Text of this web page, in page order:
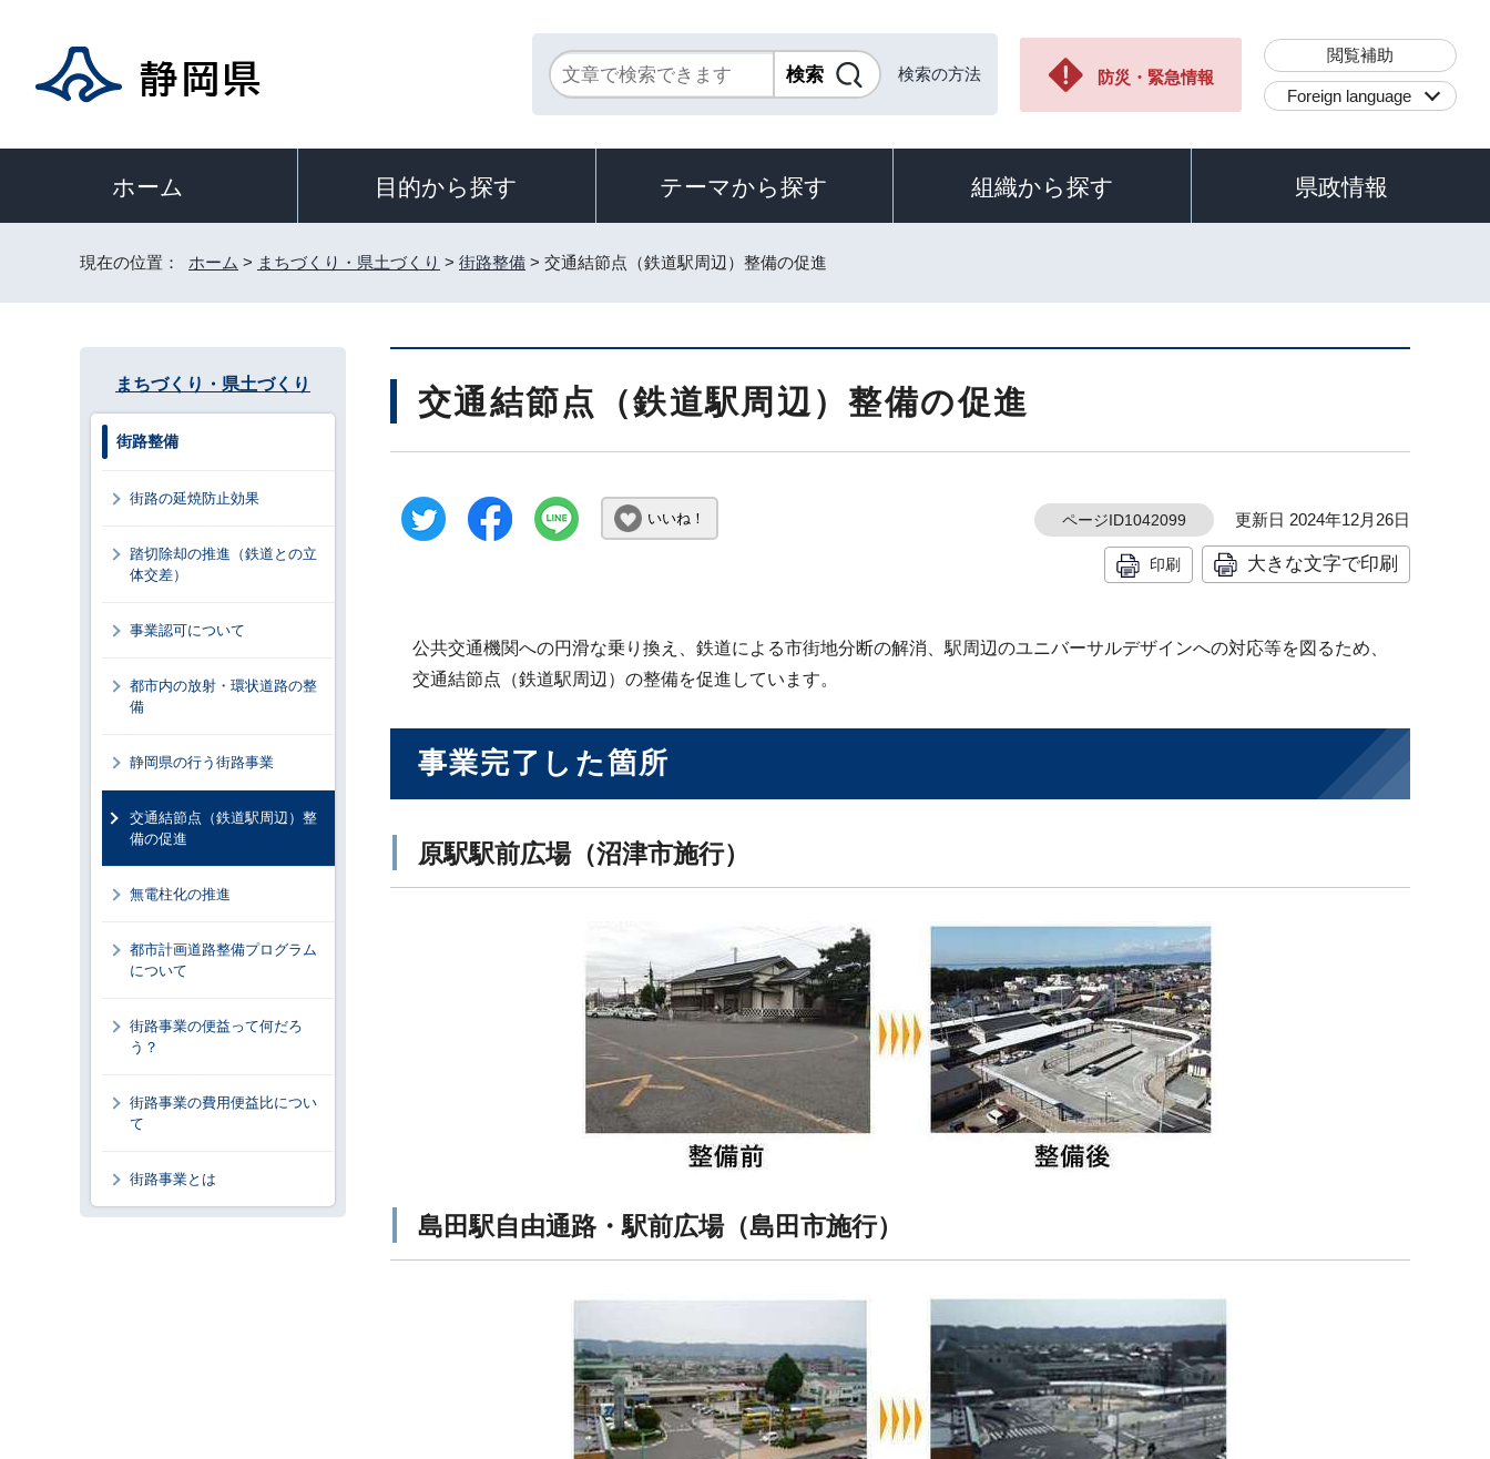
検索の方法 防災・緊急情報
閲覧補助
Foreign language
ホーム 目的から探す テーマから探す 組織から探す 県政情報
現在の位置： ホーム > まちづくり・県土づくり > 街路整備 > 交通結節点（鉄道駅周辺）整備の促進
交通結節点（鉄道駅周辺）整備の促進
いいね！ ページID1042099 更新日 2024年12月26日
印刷 大きな文字で印刷
公共交通機関への円滑な乗り換え、鉄道による市街地分断の解消、駅周辺のユニバーサルデザインへの対応等を図るため、
交通結節点（鉄道駅周辺）の整備を促進しています。
事業完了した箇所
原駅駅前広場（沼津市施行）
島田駅自由通路・駅前広場（島田市施行）
まちづくり・県土づくり
街路整備
街路の延焼防止効果
踏切除却の推進（鉄道との立
体交差）
事業認可について
都市内の放射・環状道路の整
備
静岡県の行う街路事業
交通結節点（鉄道駅周辺）整
備の促進
無電柱化の推進
都市計画道路整備プログラム
について
街路事業の便益って何だろ
う？
街路事業の費用便益比につい
て
街路事業とは